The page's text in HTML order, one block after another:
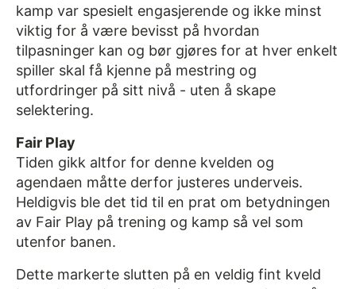
kamp var spesielt engasjerende og ikke minst
viktig for å være bevisst på hvordan
tilpasninger kan og bør gjøres for at hver enkelt
spiller skal få kjenne på mestring og
utfordringer på sitt nivå - uten å skape
selektering.
Fair Play
Tiden gikk altfor for denne kvelden og
agendaen måtte derfor justeres underveis.
Heldigvis ble det tid til en prat om betydningen
av Fair Play på trening og kamp så vel som
utenfor banen.
Dette markerte slutten på en veldig fint kveld